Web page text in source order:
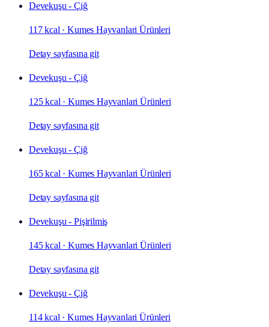
Devekuşu - Çiğ
117 kcal ·Kumes Hayvanlari Ürünleri
Detay sayfasına git
Devekuşu - Çiğ
125 kcal ·Kumes Hayvanlari Ürünleri
Detay sayfasına git
Devekuşu - Çiğ
165 kcal ·Kumes Hayvanlari Ürünleri
Detay sayfasına git
Devekuşu - Pişirilmiş
145 kcal ·Kumes Hayvanlari Ürünleri
Detay sayfasına git
Devekuşu - Çiğ
114 kcal ·Kumes Hayvanlari Ürünleri